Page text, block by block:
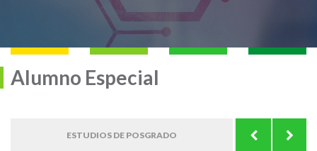
Alumno Especial
ESTUDIOS DE POSGRADO
MÁSTER